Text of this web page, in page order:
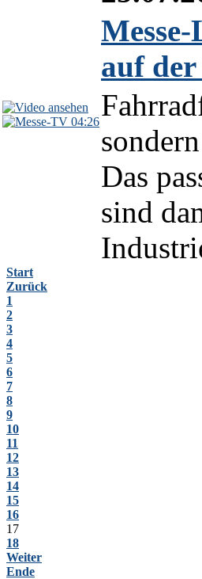
04:26
auf
Das
sind
Start
Zurück
1
2
3
4
5
6
7
8
9
10
11
12
13
14
15
16
17
18
Weiter
Ende